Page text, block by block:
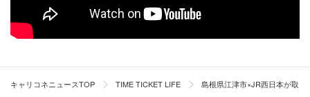
事業者に市から委託をして行っています。
マートフォンアプリまたは電話予約で受付をしています。
利用者層としてはやはり高齢者が多いので、電話での受付
キャリコネニュースTOP TIME TICKET LIFE 島根県江津市×JR西日本が取